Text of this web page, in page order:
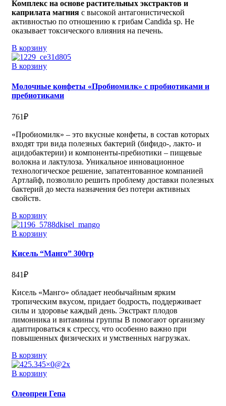
Комплекс на основе растительных экстрактов и
каприлата магния с высокой антагонистической
активностью по отношению к грибам Candida sp. Не
оказывает токсического влияния на печень.
В корзину
В корзину
Молочные конфеты «Пробиомилк» с пробиотиками и
пребиотиками
761₽
«Пробиомилк» – это вкусные конфеты, в состав которых
входят три вида полезных бактерий (бифидо-, лакто- и
ацидобактерии) и компоненты-пребиотики – пищевые
волокна и лактулоза. Уникальное инновационное
технологическое решение, запатентованное компанией
Артлайф, позволило решить проблему доставки полезных
бактерий до места назначения без потери активных
свойств.
В корзину
В корзину
Кисель “Манго” 300гр
841₽
Кисель «Манго» обладает необычайным ярким
тропическим вкусом, придает бодрость, поддерживает
силы и здоровье каждый день. Экстракт плодов
лимонника и витамины группы В помогают организму
адаптироваться к стрессу, что особенно важно при
повышенных физических и умственных нагрузках.
В корзину
В корзину
Олеопрен Гепа